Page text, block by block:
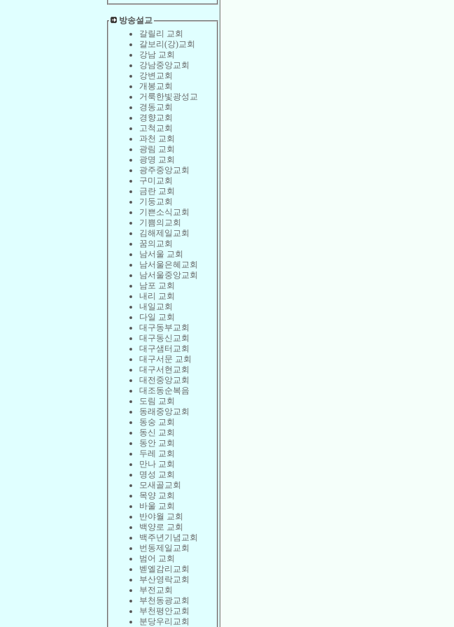
방송설교
갈릴리 교회
갈보리(강)교회
강남 교회
강남중앙교회
강변교회
개봉교회
거룩한빛광성교
경동교회
경향교회
고척교회
과천 교회
광림 교회
광명 교회
광주중앙교회
구미교회
금란 교회
기둥교회
기쁜소식교회
기쁨의교회
김해제일교회
꿈의교회
남서울 교회
남서울은혜교회
남서울중앙교회
남포 교회
내리 교회
내일교회
다일 교회
대구동부교회
대구동신교회
대구샘터교회
대구서문 교회
대구서현교회
대전중앙교회
대조동순복음
도림 교회
동래중앙교회
동숭 교회
동신 교회
동안 교회
두레 교회
만나 교회
명성 교회
모새골교회
목양 교회
바울 교회
반야월 교회
백양로 교회
백주년기념교회
번동제일교회
범어 교회
벧엘감리교회
부산영락교회
부전교회
부천동광교회
부천평안교회
분당우리교회